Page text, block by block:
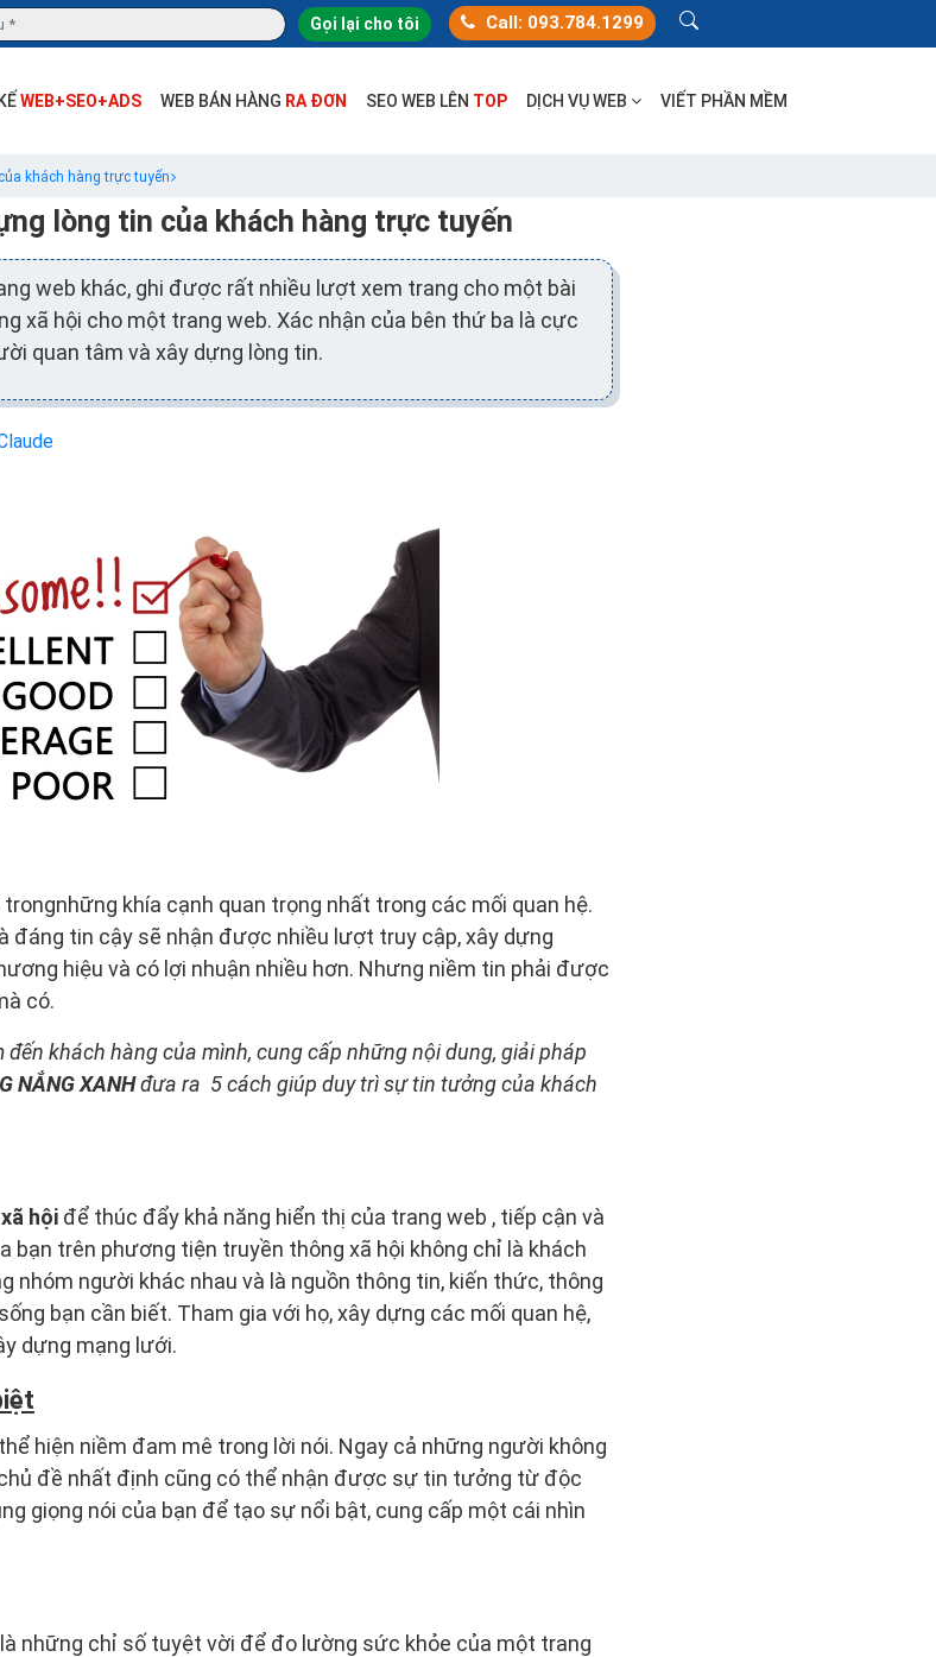
Gọi lại cho tôi Call: 093.784.1299
WEB+SEO+ADS WEB BÁN HÀNG RA ĐƠN SEO WEB LÊN TOP DỊCH VỤ WEB VIẾT PHẦN MỀM
khách hàng trực tuyến
lòng tin của khách hàng trực tuyến
web khác, ghi được rất nhiều lượt xem trang cho một bài
xã hội cho một trang web. Xác nhận của bên thứ ba là cực
quan tâm và xây dựng lòng tin.
khía cạnh quan trọng nhất trong các mối quan hệ.
đáng tin cậy sẽ nhận được nhiều lượt truy cập, xây dựng
hiệu và có lợi nhuận nhiều hơn. Nhưng niềm tin phải được
có.
khách hàng của mình, cung cấp những nội dung, giải pháp
NẮNG XANHđưa ra 5 cách giúp duy trì sự tin tưởng của khách
hội để thúc đẩy khả năng hiển thị của trang web , tiếp cận và
bạn trên phương tiện truyền thông xã hội không chỉ là khách
nhóm người khác nhau và là nguồn thông tin, kiến ​​thức, thông
bạn cần biết. Tham gia với họ, xây dựng các mối quan hệ,
dựng mạng lưới.
hiện niềm đam mê trong lời nói. Ngay cả những người không
đề nhất định cũng có thể nhận được sự tin tưởng từ độc
giọng nói của bạn để tạo sự nổi bật, cung cấp một cái nhìn
những chỉ số tuyệt vời để đo lường sức khỏe của một trang